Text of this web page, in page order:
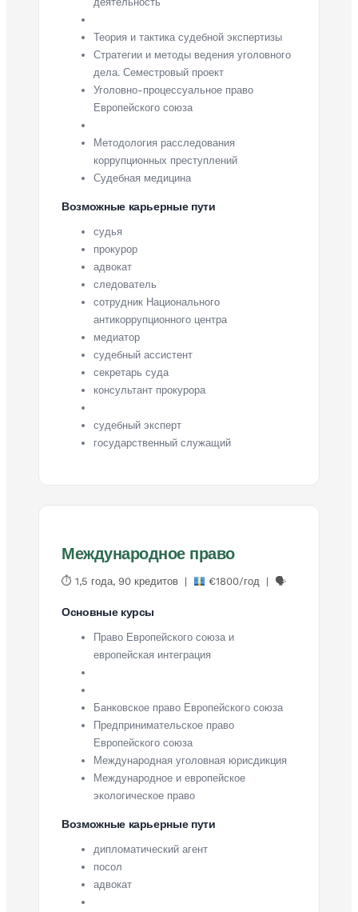
Теория и тактика судебной экспертизы
Стратегии и методы ведения уголовного
дела. Семестровый проект
Уголовно-процессуальное право
Европейского союза
Методология расследования
коррупционных преступлений
Судебная медицина
Возможные карьерные пути
судья
прокурор
адвокат
следователь
сотрудник Национального
антикоррупционного центра
медиатор
судебный ассистент
секретарь суда
консультант прокурора
судебный эксперт
государственный служащий
Международное право
⏱ 1,5 года, 90 кредитов | €1800/год | 🗣
Основные курсы
Право Европейского союза и
европейская интеграция
Банковское право Европейского союза
Предпринимательское право
Европейского союза
Международная уголовная юрисдикция
Международное и европейское
экологическое право
Возможные карьерные пути
дипломатический агент
посол
адвокат